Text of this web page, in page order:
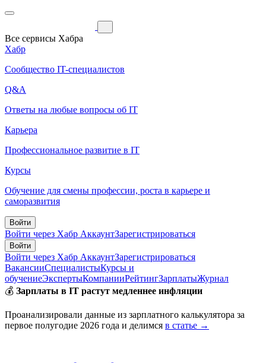
Все сервисы Хабра
Хабр
Сообщество IT-специалистов
Q&A
Ответы на любые вопросы об IT
Карьера
Профессиональное развитие в IT
Курсы
Обучение для смены профессии, роста в карьере и
саморазвития
Войти
Войти через Хабр АккаунтЗарегистрироваться
Войти
Войти через Хабр АккаунтЗарегистрироваться
ВакансииСпециалистыКурсы и
обучениеЭкспертыКомпанииРейтингЗарплатыЖурнал
💰 Зарплаты в IT растут медленнее инфляции
Проанализировали данные из зарплатного калькулятора за
первое полугодие 2026 года и делимся в статье →